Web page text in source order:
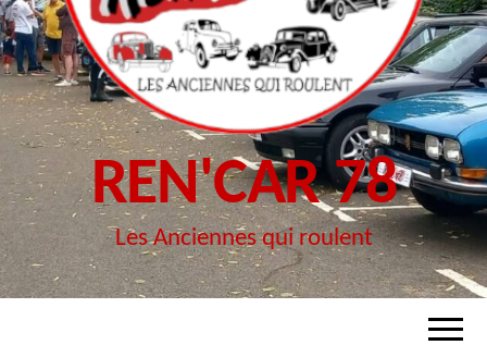
REN'CAR 78
Les Anciennes qui roulent